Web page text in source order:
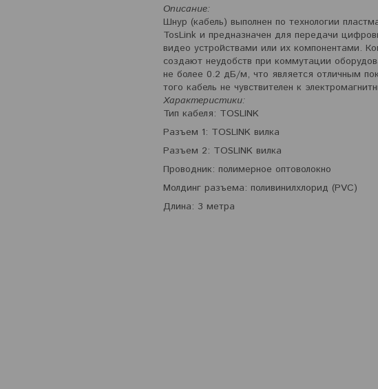
Описание:
Шнур (кабель) выполнен по технологии
TosLink и предназначен для передачи
видео устройствами или их компонентами.
создают неудобств при коммутации
не более 0.2 дБ/м, что является отличным
того кабель не чувствителен к
Характеристики:
Тип кабеля: TOSLINK
Разъем 1: TOSLINK вилка
Разъем 2: TOSLINK вилка
Проводник: полимерное оптоволокно
Молдинг разъема: поливинилхлорид (PVC)
Длина: 3 метра